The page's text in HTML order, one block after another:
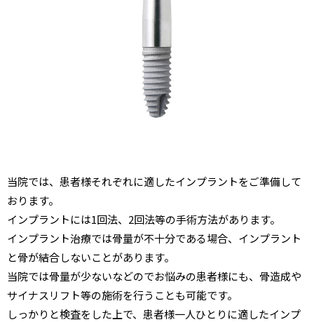
当院では、患者様それぞれに適したインプラントをご準備して
おります。
インプラントには1回法、2回法等の手術方法があります。
インプラント治療では骨量が不十分である場合、インプラント
と骨が結合しないことがあります。
当院では骨量が少ないなどのでお悩みの患者様にも、骨造成や
サイナスリフト等の施術を行うことも可能です。
しっかりと検査をした上で、患者様一人ひとりに適したインプ